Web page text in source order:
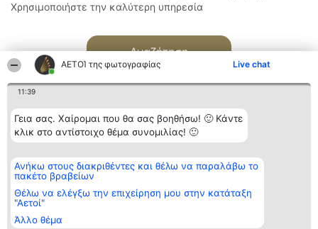
ΑΕΤΟΊ της φωτογραφίας Live chat
11:39
Γεια σας. Χαίρομαι που θα σας βοηθήσω! 🙂 Κάντε
κλικ στο αντίστοιχο θέμα συνομιλίας! 🙂
Ανήκω στους διακριθέντες και θέλω να παραλάβω το
πακέτο βραβείων
Θέλω να ελέγξω την επιχείρηση μου στην κατάταξη
"Αετοί"
Άλλο θέμα
Χρησιμοποιήστε την καλύτερη υπηρεσία
Αναζήτηση
Διοργανωτής της
κατάταξης
BEAUTIFUL COMPANY
ΤΗΛ. ΕΠΙΚΟΙΝΩΝΙΑΣ:
2104128019
email:
Κατάταξη
Διακριθέντες
των
διακριθέντων
Επικοινωνία
Επικοινωνία